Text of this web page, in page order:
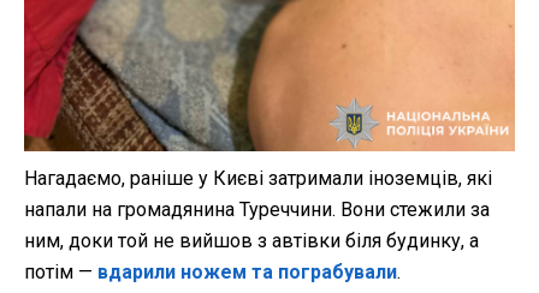
Нагадаємо, раніше у Києві затримали іноземців, які
напали на громадянина Туреччини. Вони стежили за
ним, доки той не вийшов з автівки біля будинку, а
потім — вдарили ножем та пограбували.